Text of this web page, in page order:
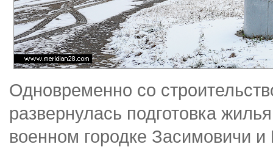
Одновременно со
развернулась подготовка
военном городке Засимовичи